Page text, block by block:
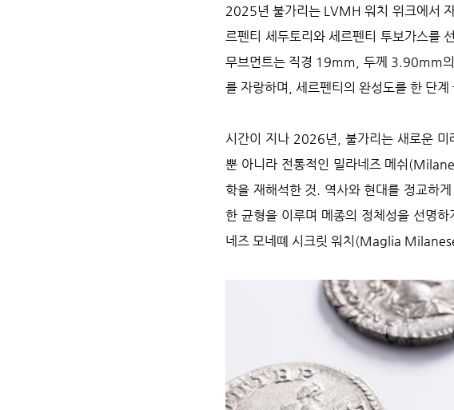
2025년 불가리는 LVMH 워치 위크에서
르펜티 세두토리와 세르펜티 투보가스를
무브먼트는 직경 19mm, 두께 3.90mm
를 자랑하며, 세르펜티의 완성도를 한 단계
시간이 지나 2026년, 불가리는 새로운 미
뿐 아니라 전통적인 밀라네즈 메쉬
학을 재해석한 것. 역사와 현대를 정교하
한 균형을 이루며 메종의 정체성을 선명
네즈 모네뗴 시크릿 워치(Maglia